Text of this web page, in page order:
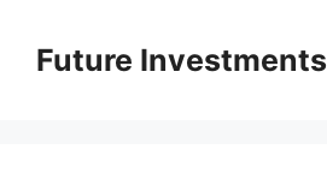
вмістуFuture Investments